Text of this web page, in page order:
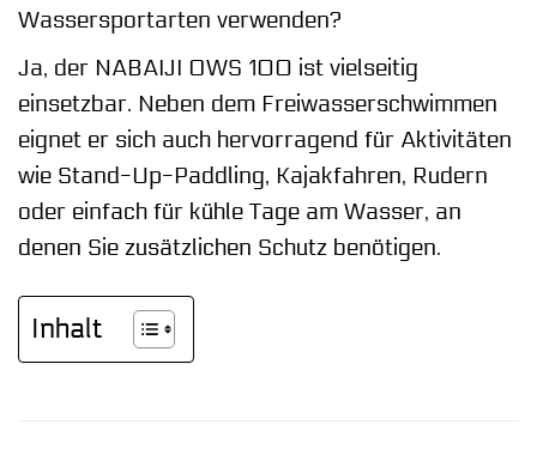
Wassersportarten verwenden?
Ja, der NABAIJI OWS 100 ist vielseitig
einsetzbar. Neben dem Freiwasserschwimmen
eignet er sich auch hervorragend für Aktivitäten
wie Stand-Up-Paddling, Kajakfahren, Rudern
oder einfach für kühle Tage am Wasser, an
denen Sie zusätzlichen Schutz benötigen.
Inhalt